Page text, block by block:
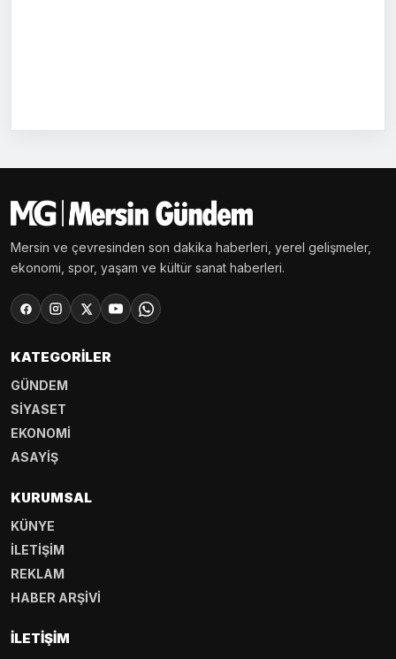
Mersin ve çevresinden son dakika haberleri, yerel gelişmeler,
ekonomi, spor, yaşam ve kültür sanat haberleri.
KATEGORILER
GÜNDEM
SİYASET
EKONOMİ
ASAYİŞ
KURUMSAL
KÜNYE
İLETİŞİM
REKLAM
HABER ARŞİVİ
İLETIŞIM